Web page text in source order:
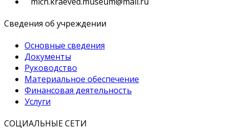
Сведения об учреждении
Основные сведения
Документы
Руководство
Материальное обеспечение
Финансовая деятельность
Услуги
СОЦИАЛЬНЫЕ СЕТИ